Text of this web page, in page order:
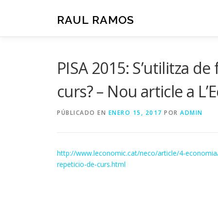
RAUL RAMOS
PISA 2015: S’utilitza
curs? – Nou article a
PÚBLICADO EN ENERO 15, 2017 POR ADMIN
http://www.leconomic.cat/neco/article/4-
repeticio-de-curs.html